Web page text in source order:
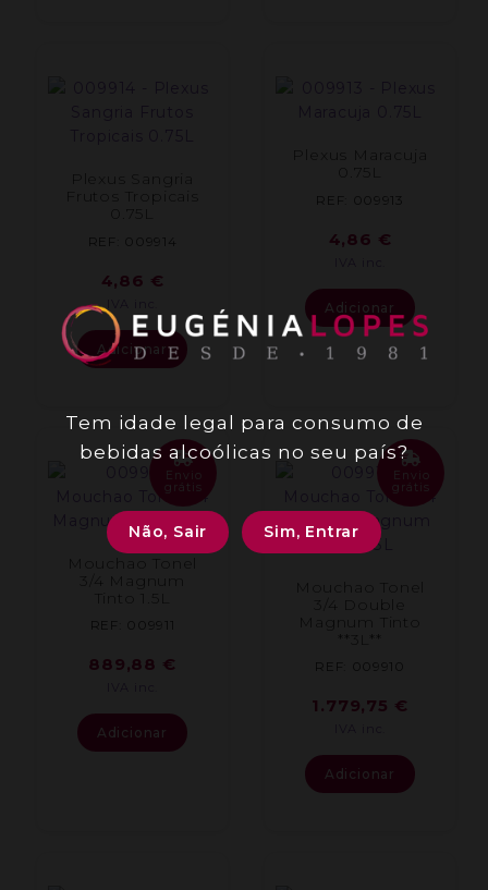
Plexus Sangria
Frutos Tropicais
0.75L
REF: 009914
4,86 €
Adicionar
Plexus Maracuja
0.75L
REF: 009913
4,86 €
Adicionar
3/4 Magnum
Tinto 1.5L
REF: 009911
889,88 €
Envio
grátis
Adicionar
3/4 Double
Magnum Tinto
**3L**
REF: 009910
1.779,75 €
Envio
grátis
Adicionar
Tem idade legal para consumo de
bebidas alcoólicas no seu país?
Não, Sair Sim, Entrar